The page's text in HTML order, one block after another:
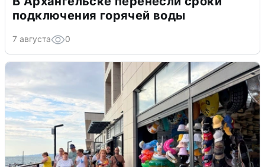
подключения горячей воды
7 августа 0